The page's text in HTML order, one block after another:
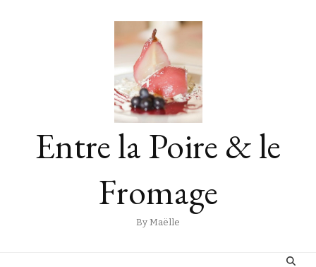
Entre la Poire & le
Fromage
By Maëlle